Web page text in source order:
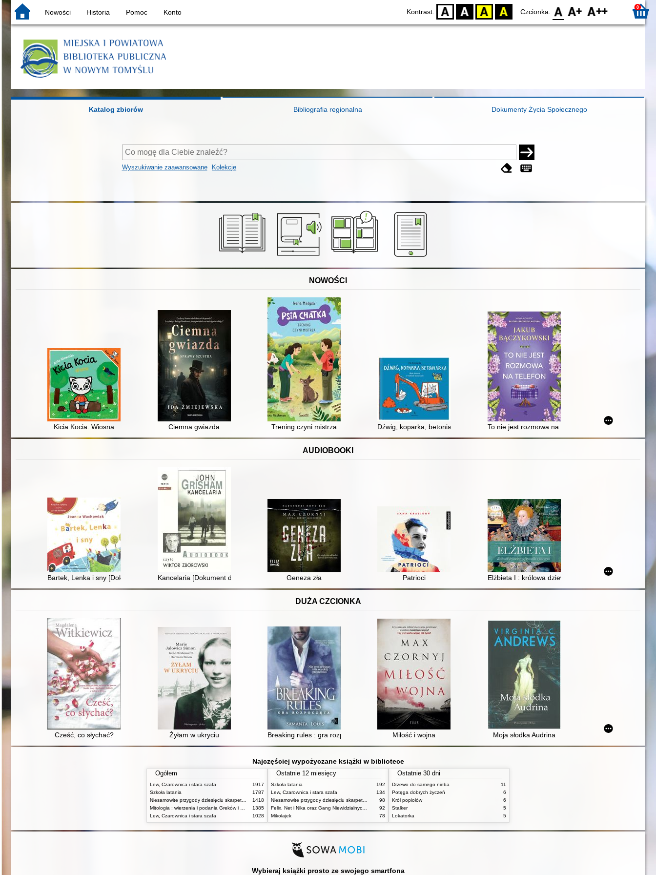
Nowości Historia Pomoc Konto Kontrast: D BW YB BY Czcionka: F0 F1 F2 0
Katalog zbiorów Bibliografia regionalna Dokumenty Życia Społecznego
Wyszukiwanie zaawansowane Kolekcje
NOWOŚCI
Kicia Kocia. Wiosna Ciemna gwiazda Trening czyni mistrza Dźwig, koparka, betoniarka : małe historie o wielkich maszynach
To nie jest rozmowa na telefon
AUDIOBOOKI
Bartek, Lenka i sny [Dokument dźwiękowy]Kancelaria [Dokument dźwiękowy] Geneza zła Patrioci Elżbieta I : królowa dziewica, jej rywalki i faworyci
DUŻA CZCIONKA
Cześć, co słychać? Żyłam w ukryciu Breaking rules : gra rozpoczęta Miłość i wojna Moja słodka Audrina
Najczęściej wypożyczane książki w bibliotece
Ogółem
Lew, Czarownica i stara szafa
1917
Szkoła latania
1787
1418
1385
Lew, Czarownica i stara szafa
1028
Ostatnie 12 miesięcy
Szkoła latania
192
Lew, Czarownica i stara szafa
134
98
92
Mikołajek
78
Ostatnie 30 dni
Drzewo do samego nieba
11
Potęga dobrych życzeń
6
Król popiołów
6
Stalker
5
Lokatorka
5
Wybieraj książki prosto ze swojego smartfona